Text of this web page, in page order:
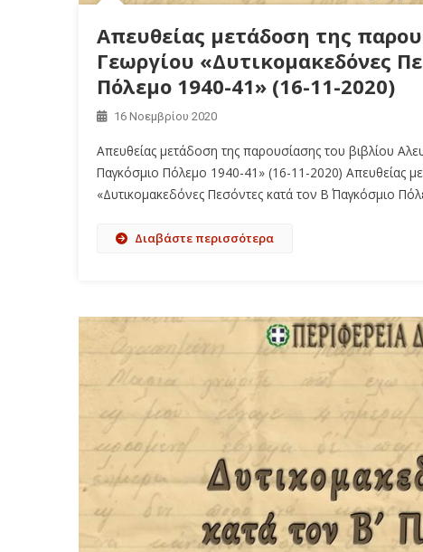
Απευθείας μετάδοση της
Γεωργίου «Δυτικομακεδόνες
Πόλεμο 1940-41» (16-11-2020)
16 Νοεμβρίου 2020
Απευθείας μετάδοση της παρουσίασης του βιβλίου
Παγκόσμιο Πόλεμο 1940-41» (16-11-2020) Απευθείας
«Δυτικομακεδόνες Πεσόντες κατά τον Β΄ Παγκόσμιο
Διαβάστε περισσότερα